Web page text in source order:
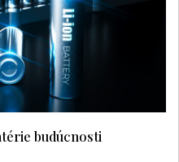
budúcnosti